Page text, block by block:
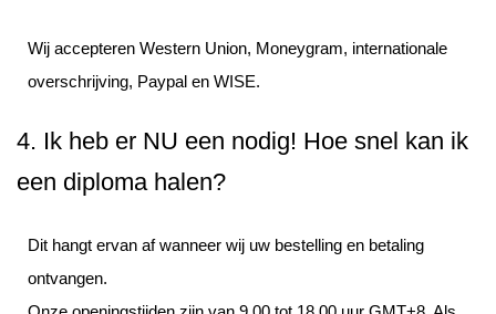
Wij accepteren Western Union, Moneygram, internationale
overschrijving, Paypal en WISE.
4. Ik heb er NU een nodig! Hoe snel kan ik
een diploma halen?
Dit hangt ervan af wanneer wij uw bestelling en betaling
ontvangen.